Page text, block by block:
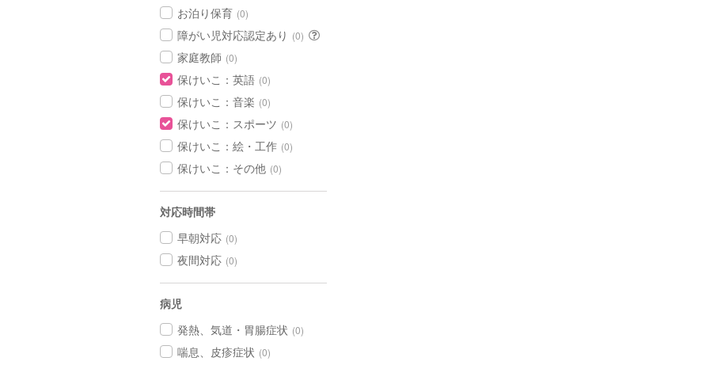
お泊り保育 (0)
障がい児対応認定あり (0)
家庭教師 (0)
保けいこ：英語 (0)
保けいこ：音楽 (0)
保けいこ：スポーツ (0)
保けいこ：絵・工作 (0)
保けいこ：その他 (0)
対応時間帯
早朝対応 (0)
夜間対応 (0)
病児
発熱、気道・胃腸症状 (0)
喘息、皮疹症状 (0)